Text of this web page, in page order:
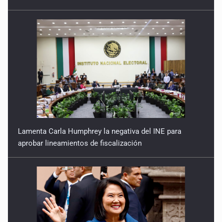
Resalta Fujimori restablecimiento de relaciones con